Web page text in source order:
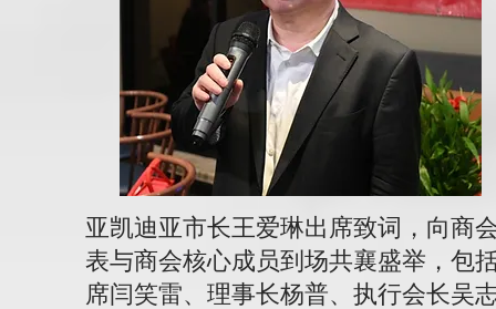
亚凯迪亚市长王爱琳出席致词，向商
表与商会核心成员到场共襄盛举，包
席闫笑雷、理事长杨普、执行会长吴